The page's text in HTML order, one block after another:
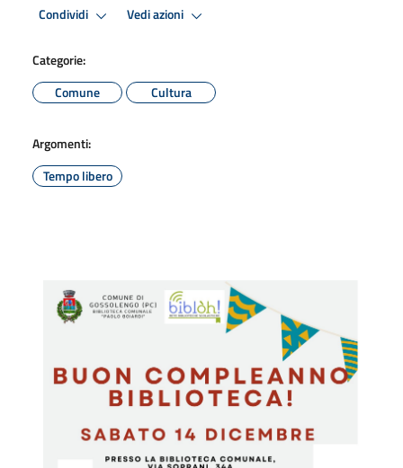
Condividi Vedi azioni
Categorie:
Comune
Cultura
Argomenti:
Tempo libero